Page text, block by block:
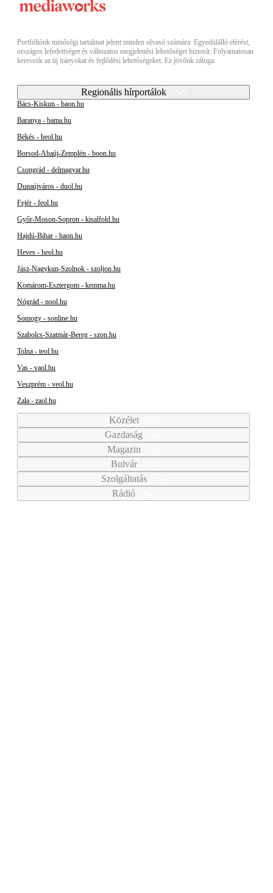
Portfóliónk minőségi tartalmat jelent minden olvasó számára. Egyedülálló elérést,
országos lefedettséget és változatos megjelenési lehetőséget biztosít. Folyamatosan
keressük az új irányokat és fejlődési lehetőségeket. Ez jövőnk záloga.
Regionális hírportálok
Bács-Kiskun - baon.hu
Baranya - bama.hu
Békés - beol.hu
Borsod-Abaúj-Zemplén - boon.hu
Csongrád - delmagyar.hu
Dunaújváros - duol.hu
Fejér - feol.hu
Győr-Moson-Sopron - kisalfold.hu
Hajdú-Bihar - haon.hu
Heves - heol.hu
Jász-Nagykun-Szolnok - szoljon.hu
Komárom-Esztergom - kemma.hu
Nógrád - nool.hu
Somogy - sonline.hu
Szabolcs-Szatmár-Bereg - szon.hu
Tolna - teol.hu
Vas - vaol.hu
Veszprém - veol.hu
Zala - zaol.hu
Közélet
Gazdaság
Magazin
Bulvár
Szolgáltatás
Rádió